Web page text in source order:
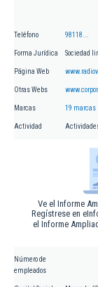
Teléfono 98118...
Forma Jurídica Sociedad
Página Web
Otras Webs
Marcas 19 marcas
Actividad
Ve el Informe
Regístrese en
el Informe
Número de
empleados